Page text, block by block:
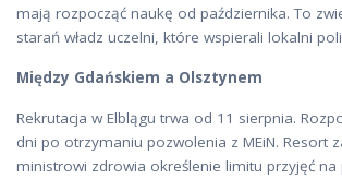
mają rozpocząć naukę od października. To
starań władz uczelni, które wspierali lokalni
Między Gdańskiem a Olsztynem
Rekrutacja w Elblągu trwa od 11 sierpnia.
dni po otrzymaniu pozwolenia z MEiN. Resort
ministrowi zdrowia określenie limitu przyjęć